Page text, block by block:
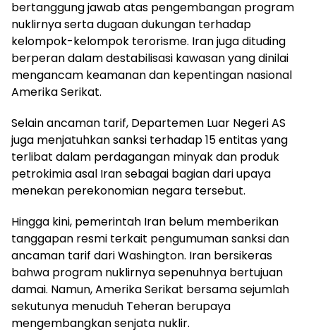
bertanggung jawab atas pengembangan program
nuklirnya serta dugaan dukungan terhadap
kelompok-kelompok terorisme. Iran juga dituding
berperan dalam destabilisasi kawasan yang dinilai
mengancam keamanan dan kepentingan nasional
Amerika Serikat.
Selain ancaman tarif, Departemen Luar Negeri AS
juga menjatuhkan sanksi terhadap 15 entitas yang
terlibat dalam perdagangan minyak dan produk
petrokimia asal Iran sebagai bagian dari upaya
menekan perekonomian negara tersebut.
Hingga kini, pemerintah Iran belum memberikan
tanggapan resmi terkait pengumuman sanksi dan
ancaman tarif dari Washington. Iran bersikeras
bahwa program nuklirnya sepenuhnya bertujuan
damai. Namun, Amerika Serikat bersama sejumlah
sekutunya menuduh Teheran berupaya
mengembangkan senjata nuklir.